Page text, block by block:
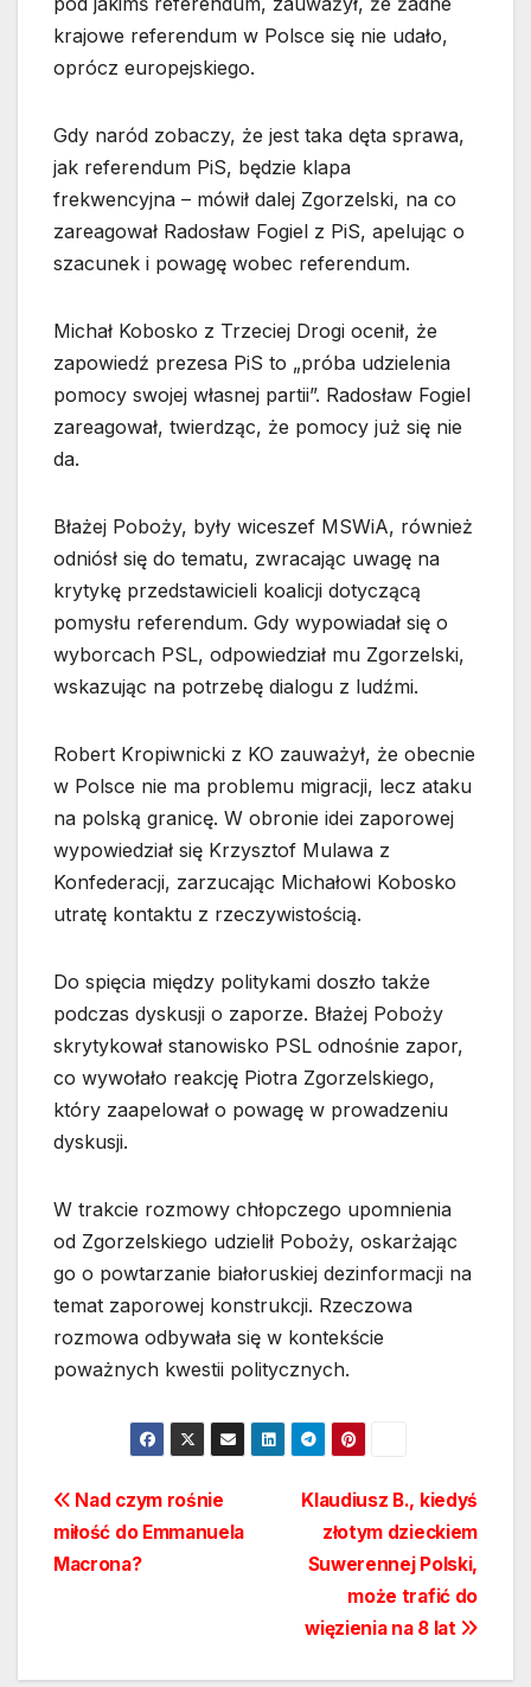
krajowe referendum w Polsce się nie udało,
oprócz europejskiego.
Gdy naród zobaczy, że jest taka dęta sprawa,
jak referendum PiS, będzie klapa
frekwencyjna – mówił dalej Zgorzelski, na co
zareagował Radosław Fogiel z PiS, apelując o
szacunek i powagę wobec referendum.
Michał Kobosko z Trzeciej Drogi ocenił, że
zapowiedź prezesa PiS to „próba udzielenia
pomocy swojej własnej partii”. Radosław Fogiel
zareagował, twierdząc, że pomocy już się nie
da.
Błażej Poboży, były wiceszef MSWiA, również
odniósł się do tematu, zwracając uwagę na
krytykę przedstawicieli koalicji dotyczącą
pomysłu referendum. Gdy wypowiadał się o
wyborcach PSL, odpowiedział mu Zgorzelski,
wskazując na potrzebę dialogu z ludźmi.
Robert Kropiwnicki z KO zauważył, że obecnie
w Polsce nie ma problemu migracji, lecz ataku
na polską granicę. W obronie idei zaporowej
wypowiedział się Krzysztof Mulawa z
Konfederacji, zarzucając Michałowi Kobosko
utratę kontaktu z rzeczywistością.
Do spięcia między politykami doszło także
podczas dyskusji o zaporze. Błażej Poboży
skrytykował stanowisko PSL odnośnie zapor,
co wywołało reakcję Piotra Zgorzelskiego,
który zaapelował o powagę w prowadzeniu
dyskusji.
W trakcie rozmowy chłopczego upomnienia
od Zgorzelskiego udzielił Poboży, oskarżając
go o powtarzanie białoruskiej dezinformacji na
temat zaporowej konstrukcji. Rzeczowa
rozmowa odbywała się w kontekście
poważnych kwestii politycznych.
Nawigacja
wpisu
Klaudiusz B., kiedyś
złotym dzieckiem
Suwerennej Polski,
może trafić do
więzienia na 8 lat
Nad czym rośnie
miłość do Emmanuela
Macrona?